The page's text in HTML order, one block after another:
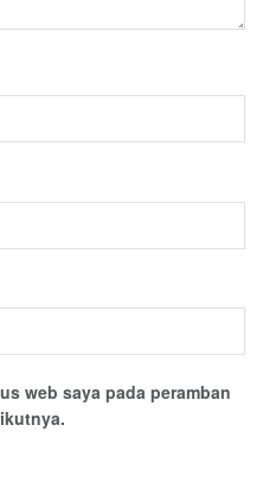
web saya pada peramban